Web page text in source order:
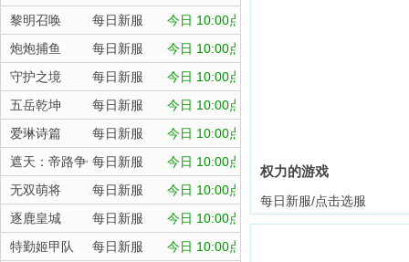
黎明召唤
每日新服
今日 10:00点
炮炮捕鱼
每日新服
今日 10:00点
守护之境
每日新服
今日 10:00点
五岳乾坤
每日新服
今日 10:00点
爱琳诗篇
每日新服
今日 10:00点
遮天：帝路争锋每日新服
今日 10:00点
无双萌将
每日新服
今日 10:00点
逐鹿皇城
每日新服
今日 10:00点
特勤姬甲队
每日新服
今日 10:00点
权力的游戏
每日新服/点击选服